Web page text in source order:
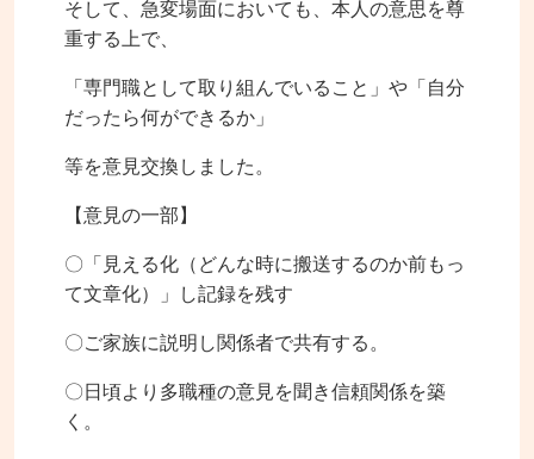
そして、急変場面においても、本人の意思を尊
重する上で、
「専門職として取り組んでいること」や「自分
だったら何ができるか」
等を意見交換しました。
【意見の一部】
〇「見える化（どんな時に搬送するのか前もっ
て文章化）」し記録を残す
〇ご家族に説明し関係者で共有する。
〇日頃より多職種の意見を聞き信頼関係を築
く。